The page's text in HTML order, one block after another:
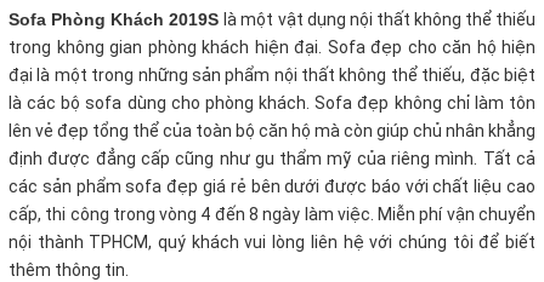
Sofa Phòng Khách 2019S là một vật dụng nội thất không thể thiếu
trong không gian phòng khách hiện đại. Sofa đẹp cho căn hộ hiện
đại là một trong những sản phẩm nội thất không thể thiếu, đặc biệt
là các bộ sofa dùng cho phòng khách. Sofa đẹp không chỉ làm tôn
lên vẻ đẹp tổng thể của toàn bộ căn hộ mà còn giúp chủ nhân khẳng
định được đẳng cấp cũng như gu thẩm mỹ của riêng mình. Tất cả
các sản phẩm sofa đẹp giá rẻ bên dưới được báo với chất liệu cao
cấp, thi công trong vòng 4 đến 8 ngày làm việc. Miễn phí vận chuyển
nội thành TPHCM, quý khách vui lòng liên hệ với chúng tôi để biết
thêm thông tin.